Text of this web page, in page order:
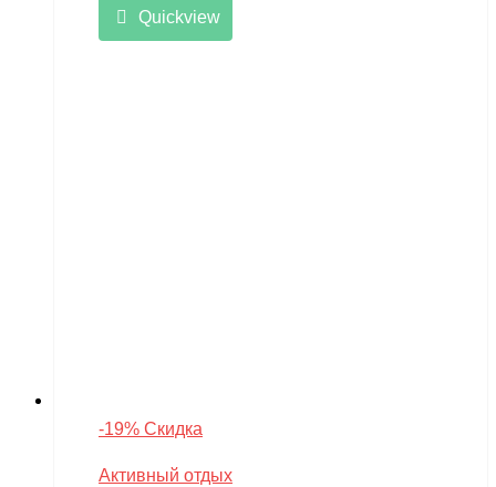
Quickview
-19% Скидка
Активный отдых